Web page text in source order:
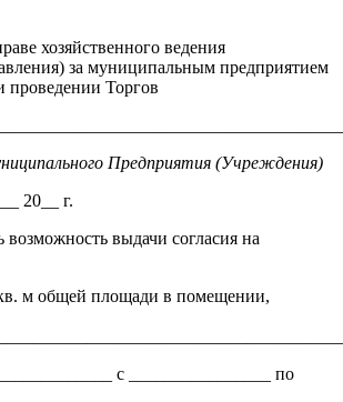
хозяйственного ведения
за муниципальным предприятием
проведении Торгов
Предприятия (Учреждения)
20__ г.
выдачи согласия на
м общей площади в помещении,
с ________________ по